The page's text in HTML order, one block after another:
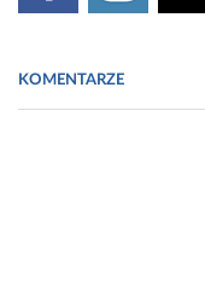
KOMENTARZE